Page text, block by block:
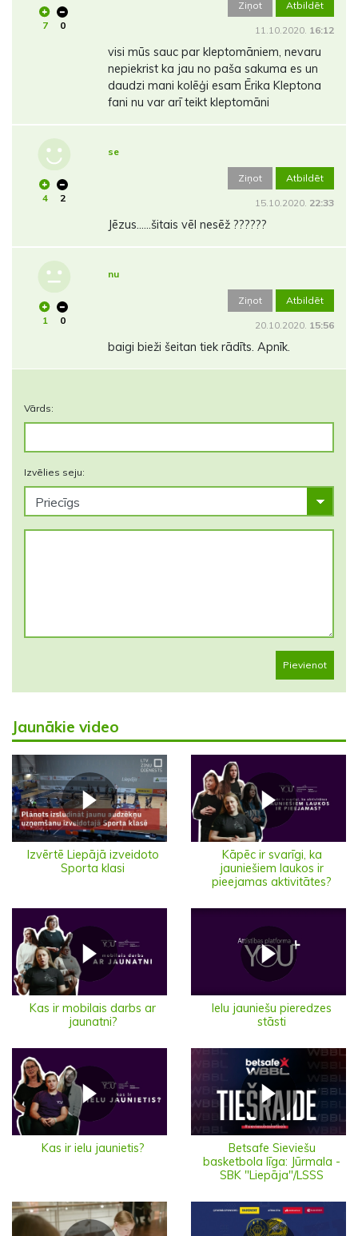
7 0
Ziņot Atbildēt
11.10.2020. 16:12
visi mūs sauc par kleptomāniem, nevaru
nepiekrist ka jau no paša sakuma es un
daudzi mani kolēģi esam Ērika Kleptona
fani nu var arī teikt kleptomāni
4 2
se
Ziņot Atbildēt
15.10.2020. 22:33
Jēzus......šitais vēl nesēž ??????
1 0
nu
Ziņot Atbildēt
20.10.2020. 15:56
baigi bieži šeitan tiek rādīts. Apnīk.
Vārds:
Izvēlies seju:
Pievienot
Jaunākie video
Izvērtē Liepājā izveidoto
Sporta klasi
Kāpēc ir svarīgi, ka
jauniešiem laukos ir
pieejamas aktivitātes?
Kas ir mobilais darbs ar
jaunatni?
Ielu jauniešu pieredzes
stāsti
Kas ir ielu jaunietis?
Betsafe Sieviešu
basketbola līga: Jūrmala -
SBK "Liepāja"/LSSS